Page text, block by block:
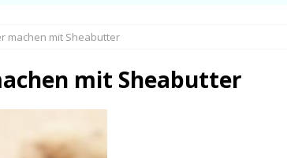
machen mit Sheabutter
mit Sheabutter